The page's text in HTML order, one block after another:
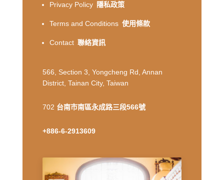
Privacy Policy 隱私政策
Terms and Conditions 使用條款
Contact 聯絡資訊
566, Section 3, Yongcheng Rd, Annan
District, Tainan City, Taiwan
702 台南市南區永成路三段566號
+886-6-2913609